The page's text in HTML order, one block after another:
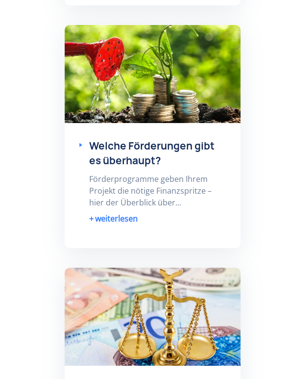
Welche Förderungen gibt
es überhaupt?
Förderprogramme geben Ihrem
Projekt die nötige Finanzspritze –
hier der Überblick über...
weiterlesen